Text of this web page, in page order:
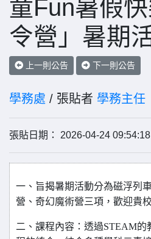
童Fun暑假
令營」暑期
上一則公告 下一則公告
學務處 / 張貼者 學務主任
張貼日期： 2026-04-24
一、旨揭暑期活動分為磁浮列
營、奇幻魔術營三項，歡迎貴
二、課程內容：透過STEAM